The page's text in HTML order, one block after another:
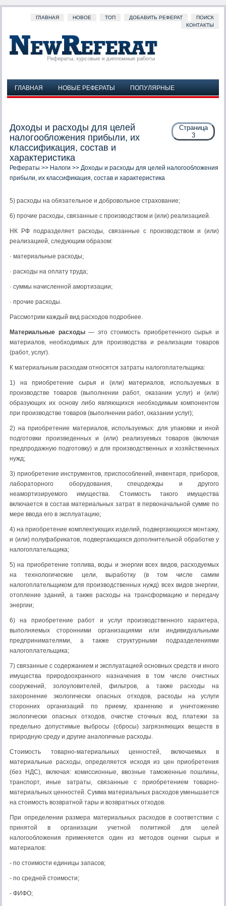
ГЛАВНАЯ НОВОЕ ТОП ДОБАВИТЬ РЕФЕРАТ
ПОИСК
КОНТАКТЫ
ГЛАВНАЯ НОВЫЕ РЕФЕРАТЫ
ПОПУЛЯРНЫЕ
Страница
3
Доходы и расходы для целей
налогообложения прибыли, их
классификация, состав и
характеристика
Рефераты >> Налоги >> Доходы и расходы для целей налогообложения
прибыли, их классификация, состав и характеристика
5) расходы на обязательное и добровольное страхование;
6) прочие расходы, связанные с производством и (или) реализацией.
НК РФ подразделяет расходы, связанные с производством и (или)
реализацией, следующим образом:
· материальные расходы;
· расходы на оплату труда;
· суммы начисленной амортизации;
· прочие расходы.
Рассмотрим каждый вид расходов подробнее.
Материальные расходы— это стоимость приобретенного сырья и
материалов, необходимых для производства и реали­зации товаров
(работ, услуг).
К материальным расходам относятся затраты налогопла­тельщика:
1) на приобретение сырья и (или) материалов, используе­мых в
производстве товаров (выполнении работ, оказании услуг) и (или)
образующих их основу либо являющихся необ­ходимым компонентом
при производстве товаров (выполне­нии работ, оказании услуг);
2) на приобретение материалов, используемых: для упаковки и иной
подготовки произведенных и (или) реализуемых товаров (включая
предпродажную подготовку) и для производственных и хозяйственных
нужд;
3) приобретение инструментов, приспособлений, инвен­таря, приборов,
лабораторного оборудования, спецодежды и другого
неамортизируемого имущества. Стоимость такого имущества
включается в состав материальных затрат в первоначальной сумме по
мере ввода его в эксплуатацию;
4) на приобретение комплектующих изделий, подвергаю­щихся монтажу,
и (или) полуфабрикатов, подвергающихся дополнительной обработке у
налогоплательщика;
5) на приобретение топлива, воды и энергии всех видов, расходуемых
на технологические цели, выработку (в том чис­ле самим
налогоплательщиком для производственных нужд) всех видов энергии,
отопление зданий, а также расходы на трансформацию и передачу
энергии;
6) на приобретение работ и услуг производственного ха­рактера,
выполняемых сторонними организациями или ин­дивидуальными
предпринимателями, а также структурными подразделениями
налогоплательщика;
7) связанные с содержанием и эксплуатацией основных средств и иного
имущества природоохранного назначения в том числе очистных
сооружений, золоуловителей, филь­тров, а также расходы на
захоронение экологически опасных отходов, расходы на услуги
сторонних организаций по приему, хранению и уничтожению
экологически опасных отходов, очистке сточных вод, платежи за
предельно допустимые выбросы (сбросы) загрязняющих веществ в
природную среду и другие аналогичные расходы.
Стоимость товарно-материальных ценностей, включаемых в
материальные расходы, определяется исходя из цен приоб­ретения
(без НДС), включая: комиссион­ные, ввозные таможенные пошлины,
транспорт, иные затра­ты, связанные с приобретением товарно-
материальных цен­ностей. Сумма материальных расходов уменьшается
на стоимость возвратной тары и возвратных отходов.
При определении размера материальных расходов в соответствии с
принятой в организации учетной по­литикой для целей
налогообложения применяется один из методов оценки сырья и
материалов:
- по стоимости единицы запасов;
- по средней стоимости;
- ФИФО;